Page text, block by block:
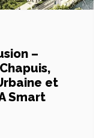
–
et
Smart